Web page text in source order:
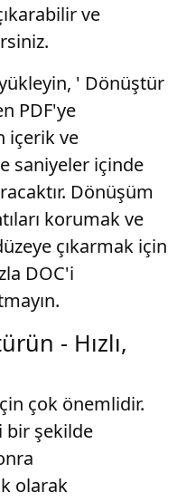
ve
yükleyin, ' Dönüştür
PDF'ye
içerik ve
saniyeler içinde
Dönüşüm
korumak ve
çıkarmak için
DOC'i
- Hızlı,
çok önemlidir.
bir şekilde
olarak